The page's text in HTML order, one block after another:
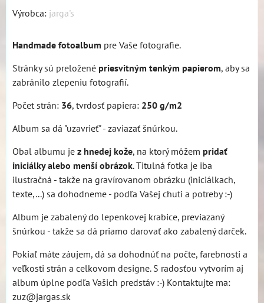
Výrobca: jarga's
Handmade fotoalbum pre Vaše fotografie.
Stránky sú preložené priesvitným tenkým papierom, aby sa
zabránilo zlepeniu fotografií.
Počet strán: 36, tvrdosť papiera: 250 g/m2
Album sa dá "uzavrieť" - zaviazať šnúrkou.
Obal albumu je z hnedej kože, na ktorý môžem pridať
iniciálky alebo menší obrázok. Titulná fotka je iba
ilustračná - takže na gravírovanom obrázku (iniciálkach,
texte,...) sa dohodneme - podľa Vašej chuti a potreby :-)
Album je zabalený do lepenkovej krabice, previazaný
šnúrkou - takže sa dá priamo darovať ako zabalený darček.
Pokiaľ máte záujem, dá sa dohodnúť na počte, farebnosti a
veľkosti strán a celkovom designe. S radosťou vytvorím aj
album úplne podľa Vašich predstáv :-) Kontaktujte ma:
zuz@jargas.sk